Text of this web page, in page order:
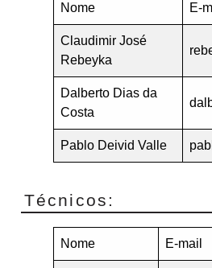
Nome E-
Claudimir José
Rebeyka
Dalberto Dias da
Costa
Pablo Deivid Valle
Técnicos:
Nome E-mail